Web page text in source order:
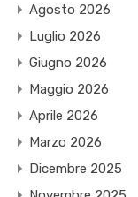
Agosto 2026
Luglio 2026
Giugno 2026
Maggio 2026
Aprile 2026
Marzo 2026
Dicembre 2025